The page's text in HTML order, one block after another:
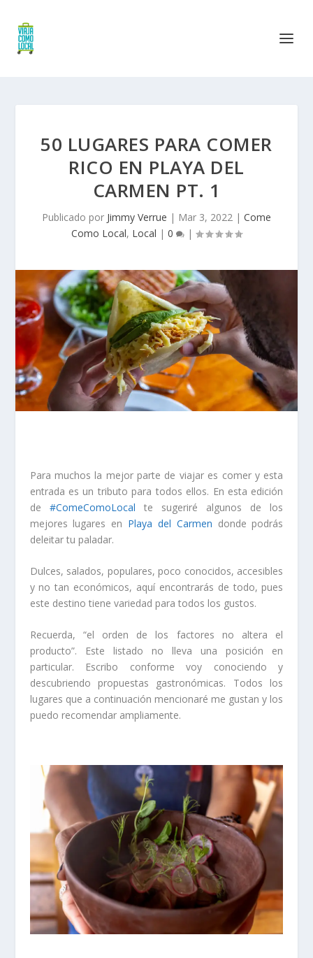
50 LUGARES PARA COMER
RICO EN PLAYA DEL
CARMEN PT. 1
Publicado por Jimmy Verrue | Mar 3, 2022 | Come
Como Local, Local | 0 |
Para muchos la mejor parte de viajar es comer y esta
entrada es un tributo para todos ellos. En esta edición
de #ComeComoLocal te sugeriré algunos de los
mejores lugares en Playa del Carmen donde podrás
deleitar tu paladar.
Dulces, salados, populares, poco conocidos, accesibles
y no tan económicos, aquí encontrarás de todo, pues
este destino tiene variedad para todos los gustos.
Recuerda, “el orden de los factores no altera el
producto”. Este listado no lleva una posición en
particular. Escribo conforme voy conociendo y
descubriendo propuestas gastronómicas. Todos los
lugares que a continuación mencionaré me gustan y los
puedo recomendar ampliamente.